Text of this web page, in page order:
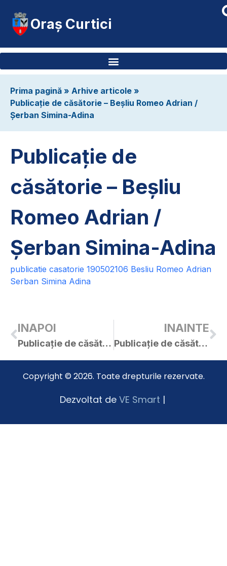
Oraș Curtici
Prima pagină » Arhive articole »
Publicație de căsătorie – Beșliu Romeo Adrian /
Șerban Simina-Adina
Publicație de
căsătorie – Beșliu
Romeo Adrian /
Șerban Simina-Adina
publicatie casatorie 190502106 Besliu Romeo Adrian
Serban Simina Adina
INAPOI
Publicație de căsătorie – Adavani Ciprian / Ștecli Gabriela Adriana
INAINTE
Publicație de căsătorie – Curt Ciprian Silviu / Topak Raluca Nicoleta
Copyright © 2026. Toate drepturile rezervate.
Dezvoltat de VE Smart |